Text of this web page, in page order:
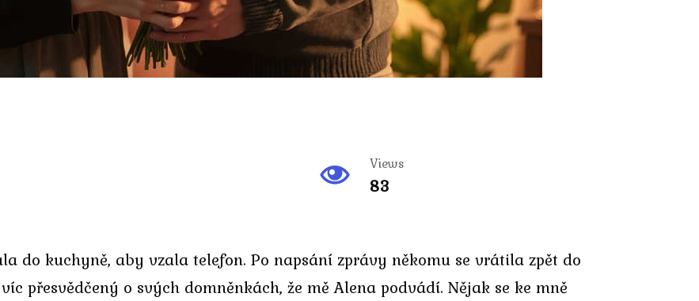
Views
83
do kuchyně, aby vzala telefon. Po napsání zprávy někomu se vrátila zpět do
přesvědčený o svých domněnkách, že mě Alena podvádí. Nějak se ke mně